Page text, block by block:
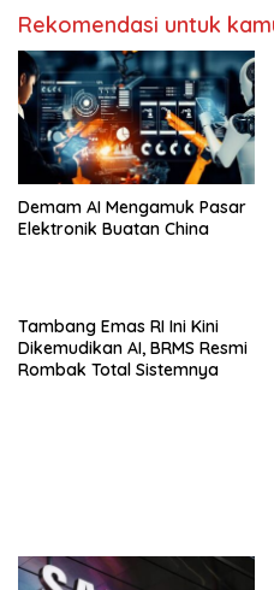
Rekomendasi untuk
Demam AI Mengamuk Pasar
Elektronik Buatan China
Tambang Emas RI Ini Kini
Dikemudikan AI, BRMS Resmi
Rombak Total Sistemnya